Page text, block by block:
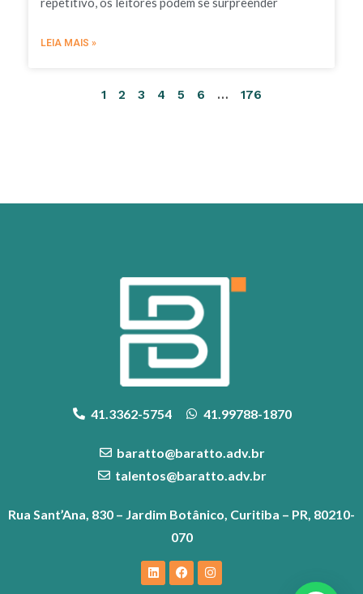
LEIA MAIS »
1 2 3 4 5 6 … 176
41.3362-5754 41.99788-1870
baratto@baratto.adv.br
talentos@baratto.adv.br
Rua Sant’Ana, 830 – Jardim Botânico, Curitiba – PR, 80210-
070